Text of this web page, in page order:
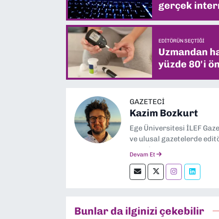
gerçek
EDITÖRÜN SEÇTIĞI
Uzmandan
yüzde 80'i
GAZETECI
Kazim Bozkurt
Ege Üniversitesi İLEF
ve ulusal gazetelerde
severim.
Devam Et
Bunlar da ilginizi çekebilir